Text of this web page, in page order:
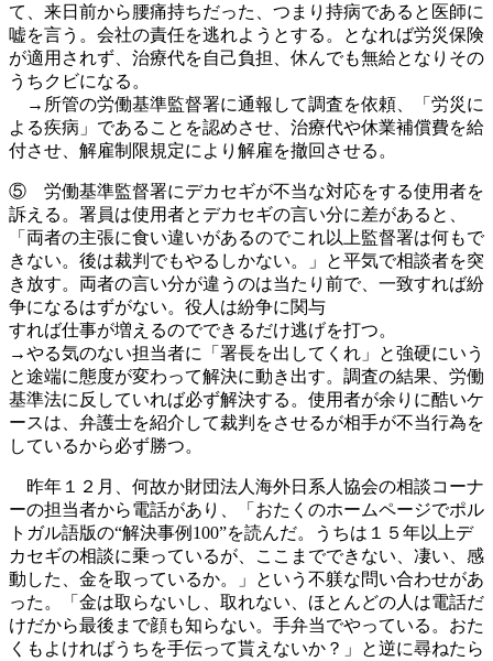
て、来日前から腰痛持ちだった、つまり持病であると医師に
嘘を言う。会社の責任を逃れようとする。となれば労災保険
が適用されず、治療代を自己負担、休んでも無給となりその
うちクビになる。
→所管の労働基準監督署に通報して調査を依頼、「労災に
よる疾病」であることを認めさせ、治療代や休業補償費を給
付させ、解雇制限規定により解雇を撤回させる。
⑤ 労働基準監督署にデカセギが不当な対応をする使用者を
訴える。署員は使用者とデカセギの言い分に差があると、
「両者の主張に食い違いがあるのでこれ以上監督署は何もで
きない。後は裁判でもやるしかない。」と平気で相談者を突
き放す。両者の言い分が違うのは当たり前で、一致すれば紛
争になるはずがない。役人は紛争に関与
すれば仕事が増えるのでできるだけ逃げを打つ。
→やる気のない担当者に「署長を出してくれ」と強硬にいう
と途端に態度が変わって解決に動き出す。調査の結果、労働
基準法に反していれば必ず解決する。使用者が余りに酷いケ
ースは、弁護士を紹介して裁判をさせるが相手が不当行為を
しているから必ず勝つ。
昨年１２月、何故か財団法人海外日系人協会の相談コーナ
ーの担当者から電話があり、「おたくのホームページでポル
トガル語版の“解決事例100”を読んだ。うちは１５年以上デ
カセギの相談に乗っているが、ここまでできない、凄い、感
動した、金を取っているか。」という不躾な問い合わせがあ
った。「金は取らないし、取れない、ほとんどの人は電話だ
けだから最後まで顔も知らない。手弁当でやっている。おた
くもよければうちを手伝って貰えないか？」と逆に尋ねたら